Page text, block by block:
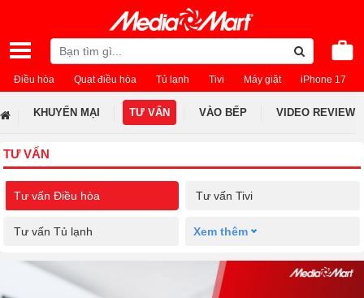
Điều hòa Quạt điều hòa Tủ lạnh Tivi Máy giặt iPhone 17
KHUYẾN MẠI TƯ VẤN VÀO BẾP VIDEO REVIEW
TƯ VẤN
Tư vấn Điều hòa Tư vấn Tivi
Tư vấn Tủ lạnh Xem thêm